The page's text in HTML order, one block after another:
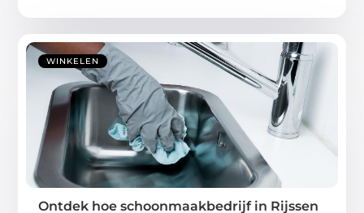
WINKELEN
Ontdek hoe schoonmaakbedrijf in Rijssen